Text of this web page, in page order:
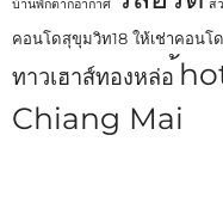
บ้านพักตากอากาศ ส
คอนโดสุขุมวิท18 ให้เช่าคอนโ
ทาวเฮาส์ทองหล่อ
Chiang Mai